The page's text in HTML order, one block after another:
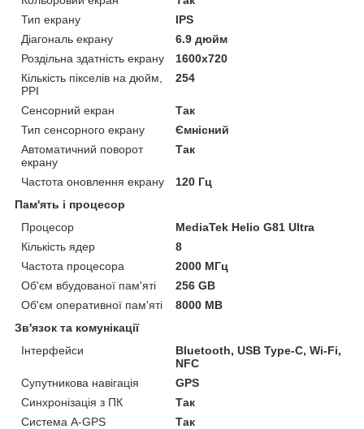
Тип екрану
IPS
Діагональ екрану
6.9 дюйм
Роздільна здатність екрану
1600x720
Кількість пікселів на дюйм,
PPI
254
Сенсорний екран
Так
Тип сенсорного екрану
Ємнісний
Автоматичний поворот
екрану
Так
Частота оновлення екрану
120 Гц
Пам'ять і процесор
Процесор
MediaTek Helio G81 Ultra
Кількість ядер
8
Частота процесора
2000 МГц
Об'єм вбудованої пам'яті
256 GB
Об'єм оперативної пам'яті
8000 MB
Зв'язок та комунікації
Інтерфейси
Bluetooth, USB Type-C, Wi-Fi,
NFC
Супутникова навігація
GPS
Синхронізація з ПК
Так
Система A-GPS
Так